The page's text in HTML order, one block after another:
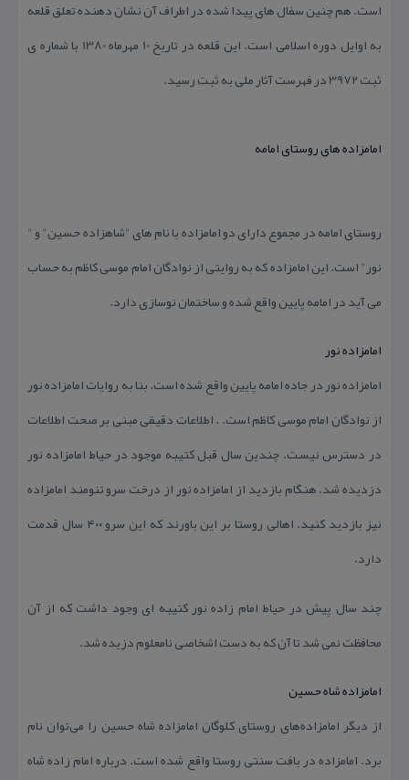
است. هم چنین سفال های پیدا شده در اطراف آن نشان دهنده تعلق قلعه
به اوایل دوره اسلامی است. این قلعه در تاریخ 10 مهرماه 1380 با شماره ی
ثبت 3972 در فهرست آثار ملی به ثبت رسید.
امامزاده های روستای امامه
روستای امامه در مجموع دارای دو امامزاده با نام های "شاهزاده حسین" و "
نور" است. این امامزاده كه به روایتی از نوادگان امام موسی كاظم به حساب
می آید در امامه پایین واقع شده و ساختمان نوسازی دارد.
امامزاده نور
امامزاده نور در جاده امامه پایین واقع شده است. بنا به روایات امامزاده نور
از نوادگان امام موسی كاظم است. . اطلاعات دقیقی مبنی بر صحت اطلاعات
در دسترس نیست. چندین سال قبل كتیبه موجود در حیاط امامزاده نور
دزدیده شد. هنگام بازدید از امامزاده نور از درخت سرو تنومند امامزاده
نیز بازدید كنید. اهالی روستا بر این باورند كه این سرو ۴۰۰ سال قدمت
دارد.
چند سال پیش در حیاط امام زاده نور كتیبه ای وجود داشت كه از آن
محافظت نمی شد تا آن كه به دست اشخاصی نامعلوم دزیده شد.
امامزاده شاه حسین
از دیگر امامزاده‌های روستای كلوگان امامزاده شاه حسین را می‌توان نام
برد. امامزاده در بافت سنتی روستا واقع شده است. درباره امام زاده شاه